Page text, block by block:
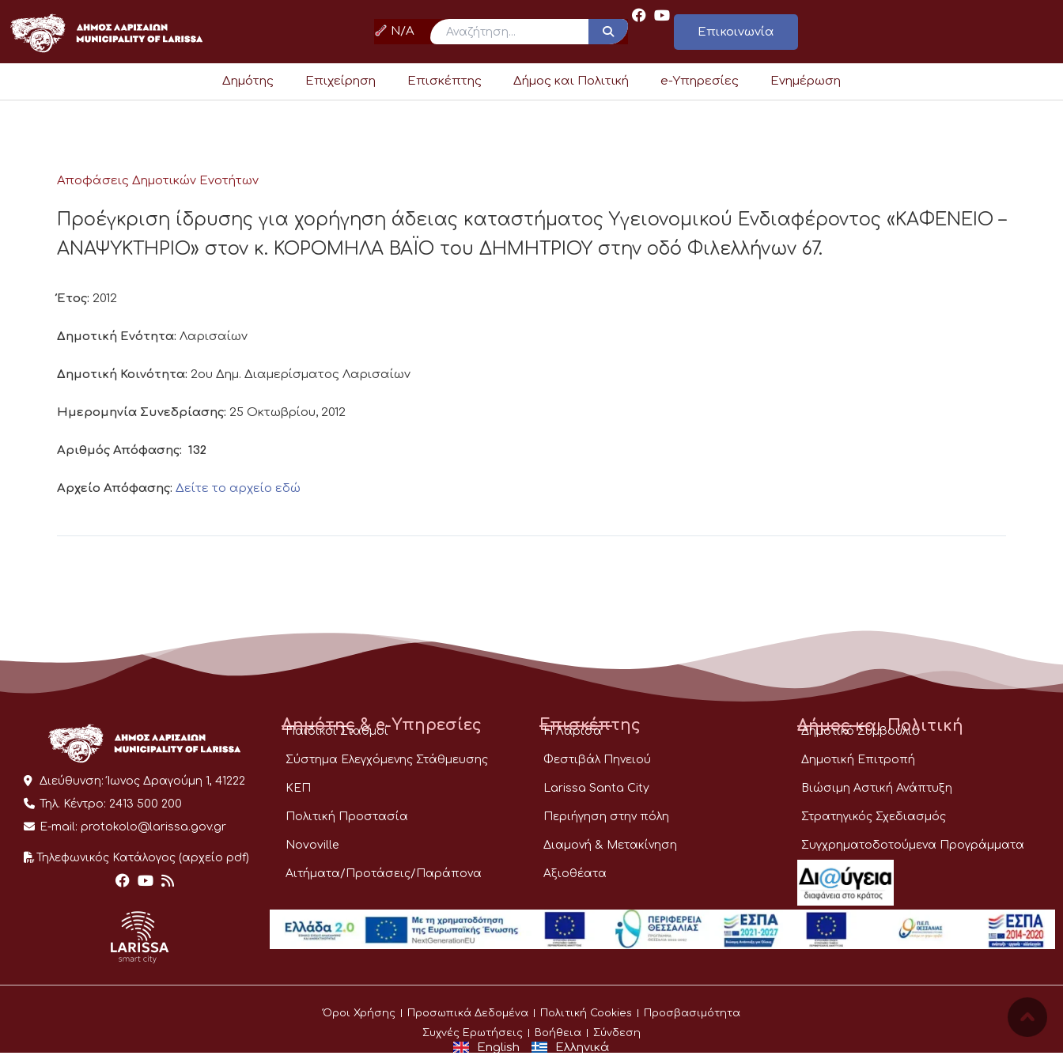
στο
περιεχόμενο
N/A Επικοινωνία
Δημότης Επιχείρηση Επισκέπτης Δήμος και Πολιτική e-Υπηρεσίες Ενημέρωση
Αποφάσεις Δημοτικών Ενοτήτων
Προέγκριση ίδρυσης για χορήγηση άδειας καταστήματος Υγειονομικού Ενδιαφέροντος «ΚΑΦΕΝΕΙΟ –
ΑΝΑΨΥΚΤΗΡΙΟ» στον κ. ΚΟΡΟΜΗΛΑ ΒΑΪΟ του ΔΗΜΗΤΡΙΟΥ στην οδό Φιλελλήνων 67.
Έτος: 2012
Δημοτική Ενότητα: Λαρισαίων
Δημοτική Κοινότητα: 2ου Δημ. Διαμερίσματος Λαρισαίων
Ημερομηνία Συνεδρίασης: 25 Οκτωβρίου, 2012
Αριθμός Απόφασης: 132
Αρχείο Απόφασης: Δείτε το αρχείο εδώ
Διεύθυνση: Ίωνος Δραγούμη 1, 41222
Τηλ. Κέντρο: 2413 500 200
E-mail: protokolo@larissa.gov.gr
Τηλεφωνικός Κατάλογος (αρχείο pdf)
Δημότης & e-Υπηρεσίες
Παιδικοί Σταθμοί
Σύστημα Ελεγχόμενης Στάθμευσης
ΚΕΠ
Πολιτική Προστασία
Novoville
Αιτήματα/Προτάσεις/Παράπονα
Επισκέπτης
Η Λάρισα
Φεστιβάλ Πηνειού
Larissa Santa City
Περιήγηση στην πόλη
Διαμονή & Μετακίνηση
Αξιοθέατα
Δήμος και Πολιτική
Δημοτικό Συμβούλιο
Δημοτική Επιτροπή
Βιώσιμη Αστική Ανάπτυξη
Στρατηγικός Σχεδιασμός
Συγχρηματοδοτούμενα Προγράμματα
Όροι Χρήσης Προσωπικά Δεδομένα Πολιτική Cookies
Προσβασιμότητα
Συχνές Ερωτήσεις
Βοήθεια Σύνδεση
English Ελληνικά